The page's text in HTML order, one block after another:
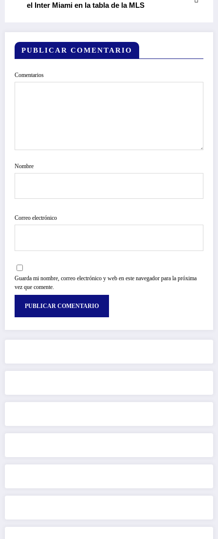
el Inter Miami en la tabla de la MLS
PUBLICAR COMENTARIO
Comentarios
Nombre
Correo electrónico
Guarda mi nombre, correo electrónico y web en este navegador para la próxima
vez que comente.